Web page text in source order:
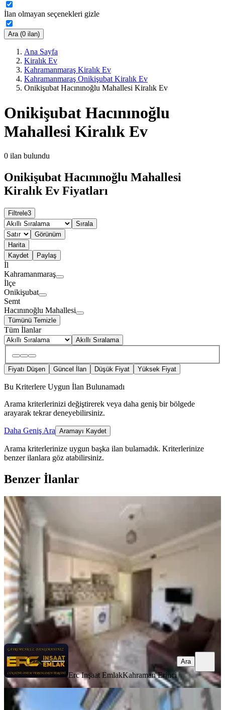
İlan olmayan seçenekleri gizle
Ara (0 ilan)
Ana Sayfa
Kiralık Ev
Kahramanmaraş Kiralık Ev
Kahramanmaraş Onikişubat Kiralık Ev
Onikişubat Hacınınoğlu Mahallesi Kiralık Ev
Onikişubat Hacınınoğlu
Mahallesi Kiralık Ev
0 ilan bulundu
Onikişubat Hacınınoğlu Mahallesi
Kiralık Ev Fiyatları
Filtrele3
Sırala
Görünüm
Harita
Kaydet
Paylaş
İl
Kahramanmaraş
İlçe
Onikişubat
Semt
Hacınınoğlu Mahallesi
Tümünü Temizle
Tüm İlanlar
Akıllı Sıralama
Fiyatı Düşen Güncel İlan Düşük Fiyat Yüksek Fiyat
Bu Kriterlere Uygun İlan Bulunamadı
Arama kriterlerinizi değiştirerek veya daha geniş bir bölgede
arayarak tekrar deneyebilirsiniz.
Daha Geniş Ara Aramayı Kaydet
Arama kriterlerinize uygun başka ilan bulamadık. Kriterlerinize
benzer ilanlara göz atabilirsiniz.
Benzer İlanlar
YENİ
Hurda Cafe Civarı Kiralık 2+0 Daire
Onikişubat, Vadi Mahallesi
75 m²· 07.08.2026
Erc Inşaat EmlakKahraman Erinci
Ara
Erc Inşaat EmlakKahraman Erinci
Ara
YENİ
Germenıcıa'dan Hürriyet Mh.de